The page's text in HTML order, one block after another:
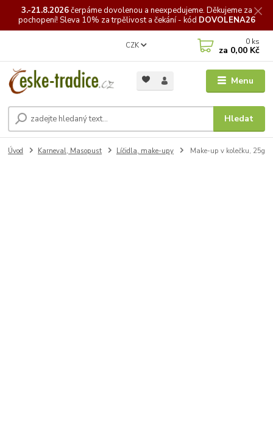
3.-21.8.2026čerpámedovolenou a neexpedujeme. Děkujeme za
pochopení! Sleva 10% za trpělivost a čekání - kód DOVOLENA26
Menu
CZK
Hledat
0 ks
za 0,00 Kč
Úvod Karneval, Masopust Líčidla, make-upy Make-up v kolečku, 25g